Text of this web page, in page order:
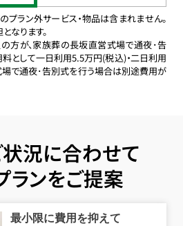
ラン外サービス・物品は含まれません。
なります。
方が、家族葬の長坂直営式場で通夜･告
として一日利用5.5万円(税込)・二日利用
で通夜･告別式を行う場合は別途費用が
状況に合わせて
ランをご提案
最小限に費用を抑えて